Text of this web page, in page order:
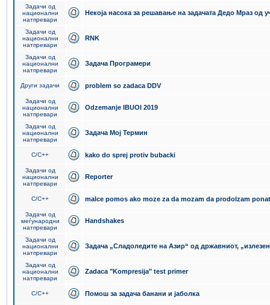
Задачи од
национални
натпревари
Некоја насока за решавање на задачата Дедо Мраз од
Задачи од
национални
натпревари
RNK
Задачи од
национални
натпревари
Задача Програмери
Други задачи problem so zadaca DDV
Задачи од
национални
натпревари
Odzemanje IBUOI 2019
Задачи од
национални
натпревари
Задача Мој Термин
C/C++ kako do sprej protiv bubacki
Задачи од
национални
натпревари
Reporter
C/C++ malce pomos ako moze za da mozam da prodolzam
Задачи од
меѓународни
натпревари
Handshakes
Задачи од
национални
натпревари
Задача „Сладоледите на Азир“ од државниот,
Задачи од
национални
натпревари
Zadaca "Kompresija" test primer
C/C++ Помош за задача банани и јаболка